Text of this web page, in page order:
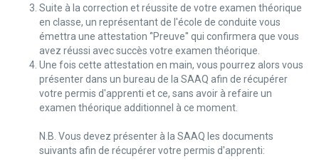
Suite à la correction et réussite de votre examen théorique
en classe, un représentant de l'école de conduite vous
émettra une attestation ‘'Preuve'' qui confirmera que vous
avez réussi avec succès votre examen théorique.
Une fois cette attestation en main, vous pourrez alors vous
présenter dans un bureau de la SAAQ afin de récupérer
votre permis d'apprenti et ce, sans avoir à refaire un
examen théorique additionnel à ce moment.
N.B. Vous devez présenter à la SAAQ les documents
suivants afin de récupérer votre permis d'apprenti: